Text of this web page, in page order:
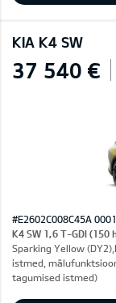
KIA K4 SW
37 540 €
#E2602C008C45A 0001
K4 SW 1,6 T-GDI (150
Sparking Yellow
istmed,
tagumised istmed)